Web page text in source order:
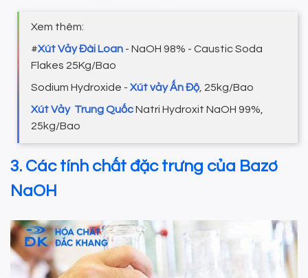
Xem thêm:
#Xút Vảy Đài Loan - NaOH 98% - Caustic Soda
Flakes 25Kg/Bao
Sodium Hydroxide - Xút vảy Ấn Độ , 25kg/Bao
Xút Vảy Trung QuốcNatri Hydroxit NaOH 99%,
25kg/Bao
3. Các tính chất đặc trưng của Bazơ
NaOH